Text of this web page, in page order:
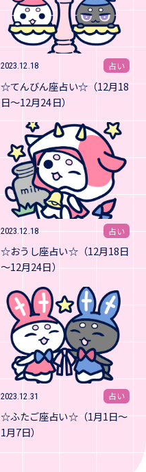
2023.12.18 占い
☆てんびん座占い☆（12月18
日～12月24日）
2023.12.18 占い
☆おうし座占い☆（12月18日
～12月24日）
2023.12.31 占い
☆ふたご座占い☆（1月1日～
1月7日）